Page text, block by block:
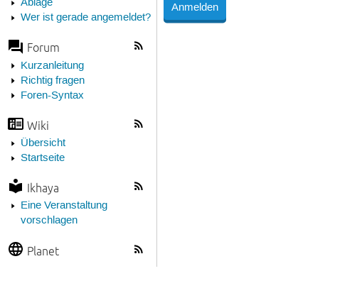
Ablage
Wer ist gerade angemeldet?
Forum
Kurzanleitung
Richtig fragen
Foren-Syntax
Wiki
Übersicht
Startseite
Ikhaya
Eine Veranstaltung
vorschlagen
Planet